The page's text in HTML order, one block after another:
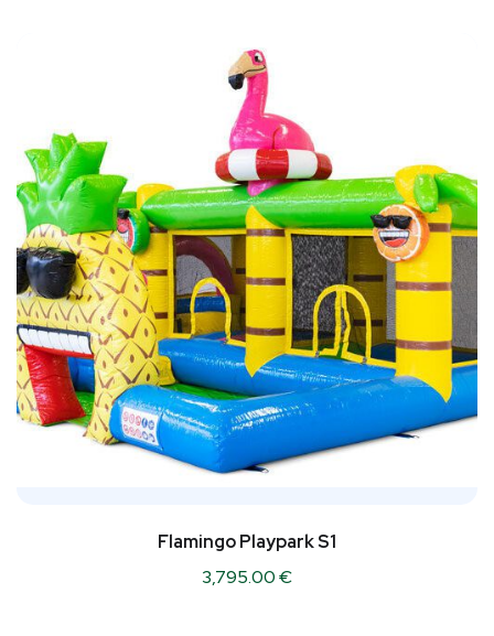
Flamingo Playpark S1
3,795.00€